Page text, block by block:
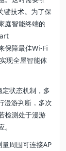
键技术。为了保
庭智能终端的
保障最佳Wi-Fi
现全屋智能体
状态机制，多
漫游判断，多次
检测处于漫游
周围可连接AP